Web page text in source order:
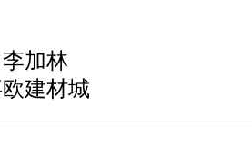
李加林
建材城